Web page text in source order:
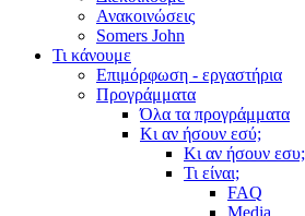
Ανακοινώσεις
Somers John
Τι κάνουμε
Επιμόρφωση - εργαστήρια
Προγράμματα
Όλα τα προγράμματα
Κι αν ήσουν εσύ;
Κι αν ήσουν εσυ;
Τι είναι;
FAQ
Media